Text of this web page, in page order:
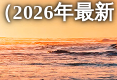
2026年最新